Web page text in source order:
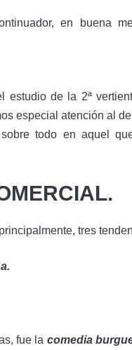
en buena
estudio de la 2ª
especial atención al
sobre todo en aquel
tres
fue la comedia